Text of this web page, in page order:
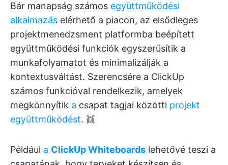
Bár manapság számos együttműködési
alkalmazás elérhető a piacon, az elsődleges
projektmenedzsment platformba beépített
együttműködési funkciók egyszerűsítik a
munkafolyamatot és minimalizálják a
kontextusváltást. Szerencsére a ClickUp
számos funkcióval rendelkezik, amelyek
megkönnyítik a csapat tagjai közötti projekt
együttműködést. 👯
Például a ClickUp Whiteboards lehetővé teszi a